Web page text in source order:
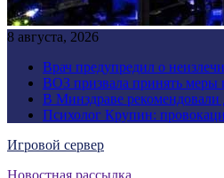
8 августа, 2026
Врач предупредил о
ВОЗ призвала принять меры
В Минздраве рекомендовали
Психолог Крупин:
Игровой сервер
Новостная рассылка